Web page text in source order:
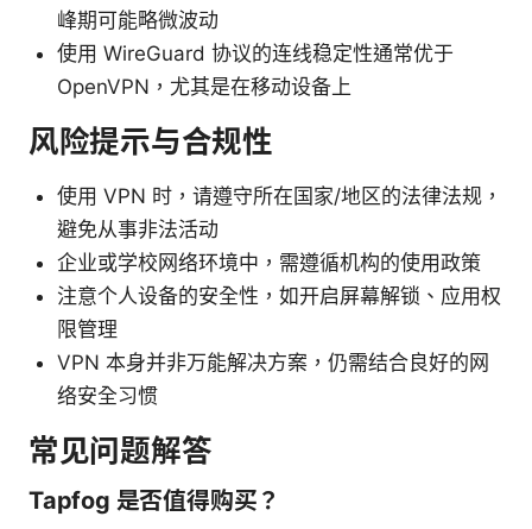
峰期可能略微波动
使用 WireGuard 协议的连线稳定性通常优于
OpenVPN，尤其是在移动设备上
风险提示与合规性
使用 VPN 时，请遵守所在国家/地区的法律法规，
避免从事非法活动
企业或学校网络环境中，需遵循机构的使用政策
注意个人设备的安全性，如开启屏幕解锁、应用权
限管理
VPN 本身并非万能解决方案，仍需结合良好的网
络安全习惯
常见问题解答
Tapfog 是否值得购买？